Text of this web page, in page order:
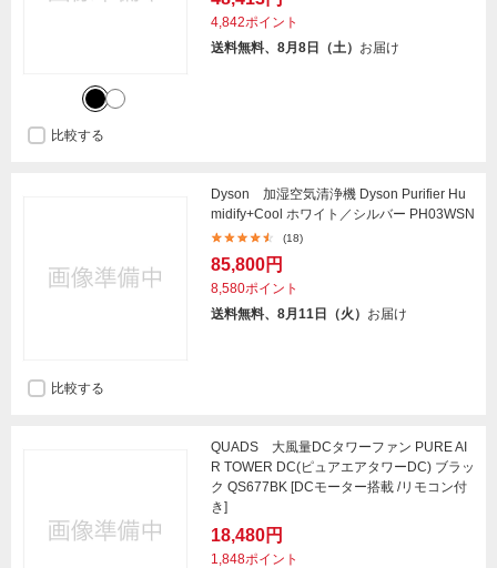
4,842ポイント
送料無料、8月8日（土） お届け
比較する
Dyson 加湿空気清浄機 Dyson Purifier Hu
midify+Cool ホワイト／シルバー PH03WSN
(18)
85,800円
8,580ポイント
送料無料、8月11日（火） お届け
比較する
QUADS 大風量DCタワーファン PURE AI
R TOWER DC(ピュアエアタワーDC) ブラッ
ク QS677BK [DCモーター搭載 /リモコン付
き]
18,480円
1,848ポイント